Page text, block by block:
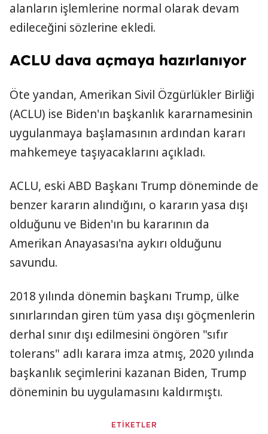
alanların işlemlerine normal olarak devam
edileceğini sözlerine ekledi.
ACLU dava açmaya hazırlanıyor
Öte yandan, Amerikan Sivil Özgürlükler Birliği
(ACLU) ise Biden'ın başkanlık kararnamesinin
uygulanmaya başlamasının ardından kararı
mahkemeye taşıyacaklarını açıkladı.
ACLU, eski ABD Başkanı Trump döneminde de
benzer kararın alındığını, o kararın yasa dışı
olduğunu ve Biden'ın bu kararının da
Amerikan Anayasası'na aykırı olduğunu
savundu.
2018 yılında dönemin başkanı Trump, ülke
sınırlarından giren tüm yasa dışı göçmenlerin
derhal sınır dışı edilmesini öngören "sıfır
tolerans" adlı karara imza atmış, 2020 yılında
başkanlık seçimlerini kazanan Biden, Trump
döneminin bu uygulamasını kaldırmıştı.
ETİKETLER